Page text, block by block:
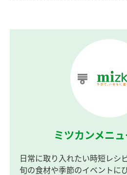
ミツカンメニ
日常に取り入れたい時短レシ
旬の食材や季節のイベントに